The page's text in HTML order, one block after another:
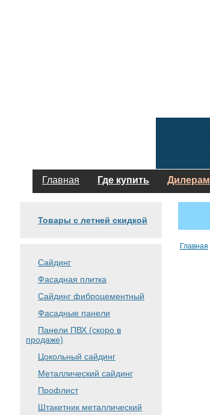
Главная Где купить Дилерам
Товары с летней скидкой
Сайдинг
Фасадная плитка
Сайдинг фиброцементный
Фасадные панели
Панели ПВХ (скоро в
продаже)
Цокольный сайдинг
Металлический сайдинг
Профлист
Штакетник металлический
Главная